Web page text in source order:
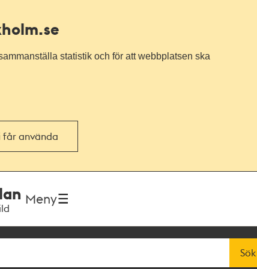
statistik och för att webbplatsen ska
får använda
Meny
Sök